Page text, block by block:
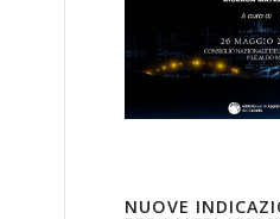
NUOVE